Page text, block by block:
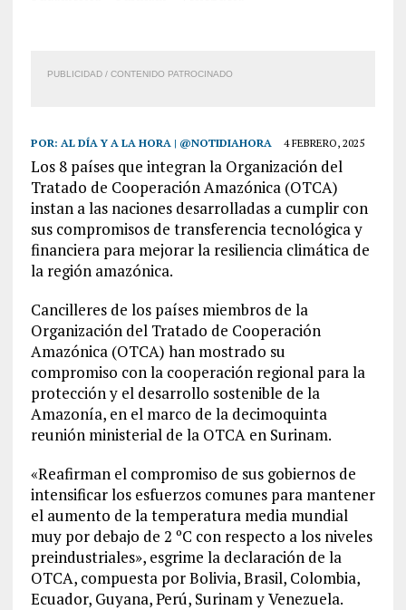
PUBLICIDAD / CONTENIDO PATROCINADO
POR: AL DÍA Y A LA HORA | @NOTIDIAHORA 4 FEBRERO, 2025
Los 8 países que integran la Organización del
Tratado de Cooperación Amazónica (OTCA)
instan a las naciones desarrolladas a cumplir con
sus compromisos de transferencia tecnológica y
financiera para mejorar la resiliencia climática de
la región amazónica.
Cancilleres de los países miembros de la
Organización del Tratado de Cooperación
Amazónica (OTCA) han mostrado su
compromiso con la cooperación regional para la
protección y el desarrollo sostenible de la
Amazonía, en el marco de la decimoquinta
reunión ministerial de la OTCA en Surinam.
«Reafirman el compromiso de sus gobiernos de
intensificar los esfuerzos comunes para mantener
el aumento de la temperatura media mundial
muy por debajo de 2 ºC con respecto a los niveles
preindustriales», esgrime la declaración de la
OTCA, compuesta por Bolivia, Brasil, Colombia,
Ecuador, Guyana, Perú, Surinam y Venezuela.